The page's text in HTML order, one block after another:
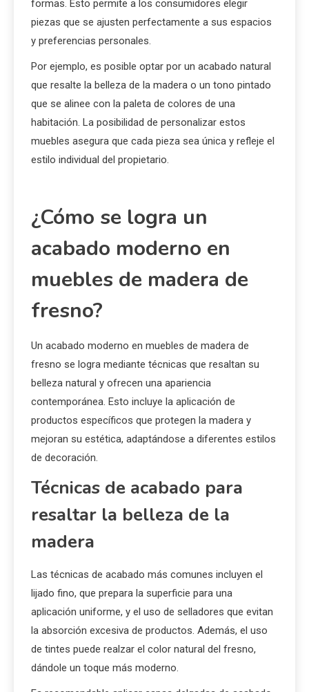
formas. Esto permite a los consumidores elegir
piezas que se ajusten perfectamente a sus espacios
y preferencias personales.
Por ejemplo, es posible optar por un acabado natural
que resalte la belleza de la madera o un tono pintado
que se alinee con la paleta de colores de una
habitación. La posibilidad de personalizar estos
muebles asegura que cada pieza sea única y refleje el
estilo individual del propietario.
acabado moderno en
muebles de madera de
fresno?
Un acabado moderno en muebles de madera de
belleza natural y ofrecen una apariencia
contemporánea. Esto incluye la aplicación de
mejoran su estética, adaptándose a diferentes estilos
de decoración.
Técnicas de acabado para
resaltar la belleza de la
madera